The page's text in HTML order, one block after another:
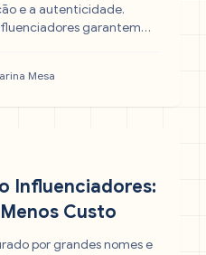
e a autenticidade.
garantem
com conexões reais e
Mesa
Influenciadores:
Custo
por grandes nomes e